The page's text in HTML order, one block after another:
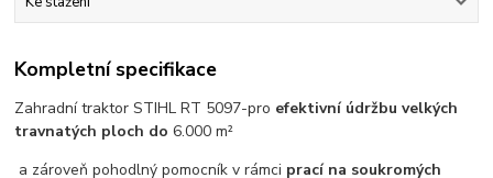
Kompletní specifikace
Zahradní traktor STIHL RT 5097-pro efektivní údržbu velkých
travnatých ploch do6.000 m²
a zároveň pohodlný pomocník v rámci prací na soukromých